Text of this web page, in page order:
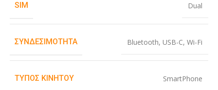
SIM Dual
ΣΥΝΔΕΣΙΜΌΤΗΤΑ Bluetooth, USB-C, Wi-Fi
ΤΎΠΟΣ ΚΙΝΗΤΟΎ SmartPhone